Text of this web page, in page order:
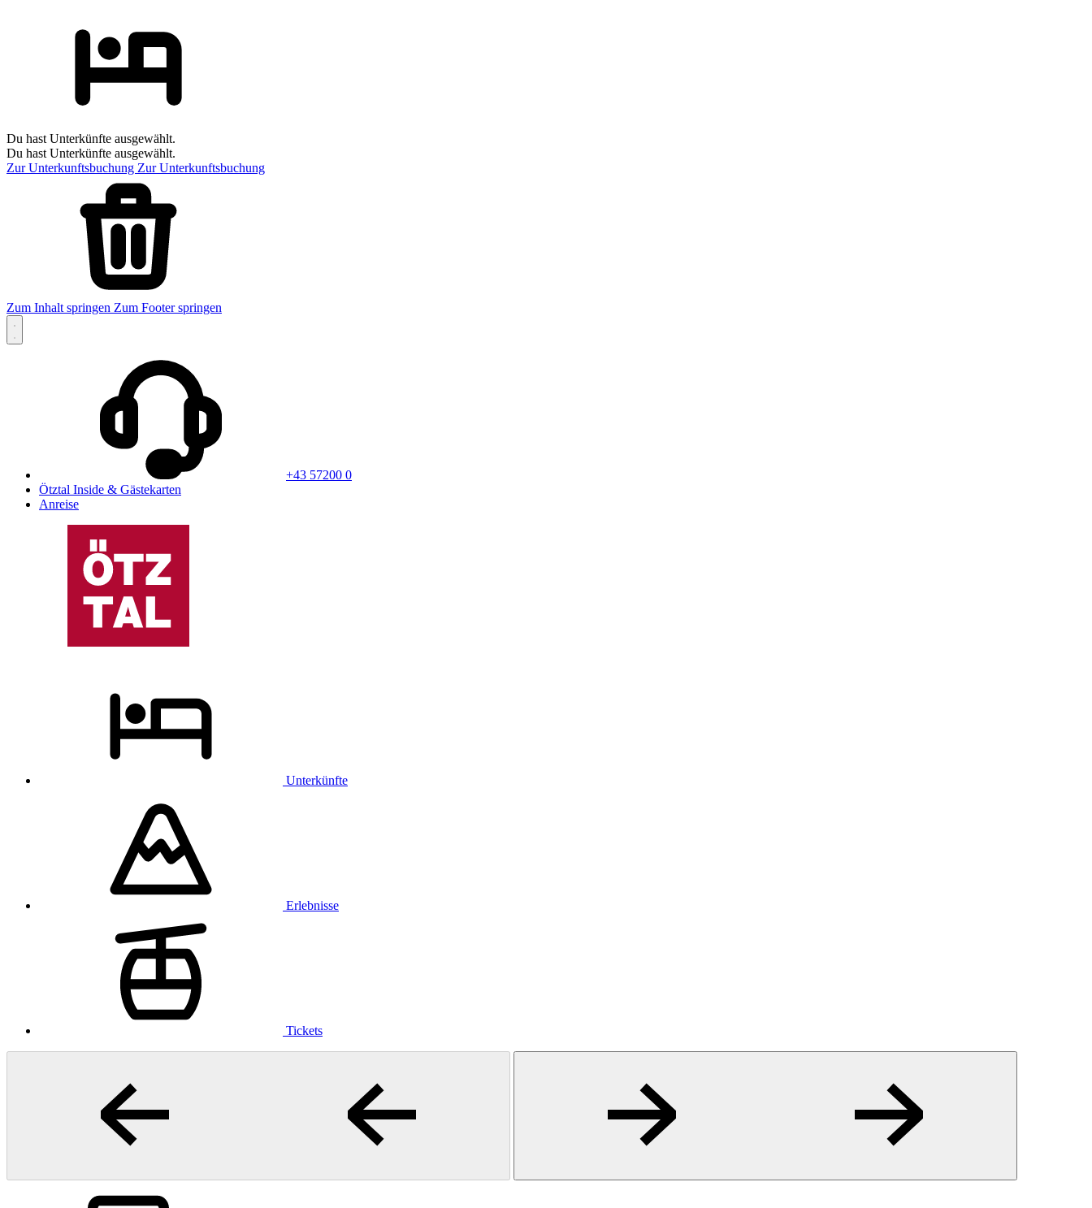
Du hast Unterkünfte ausgewählt.
Du hast Unterkünfte ausgewählt.
Zur Unterkunftsbuchung Zur Unterkunftsbuchung
Zum Inhalt springen Zum Footer springen
+43 57200 0
Ötztal Inside & Gästekarten
Anreise
Unterkünfte
Erlebnisse
Tickets